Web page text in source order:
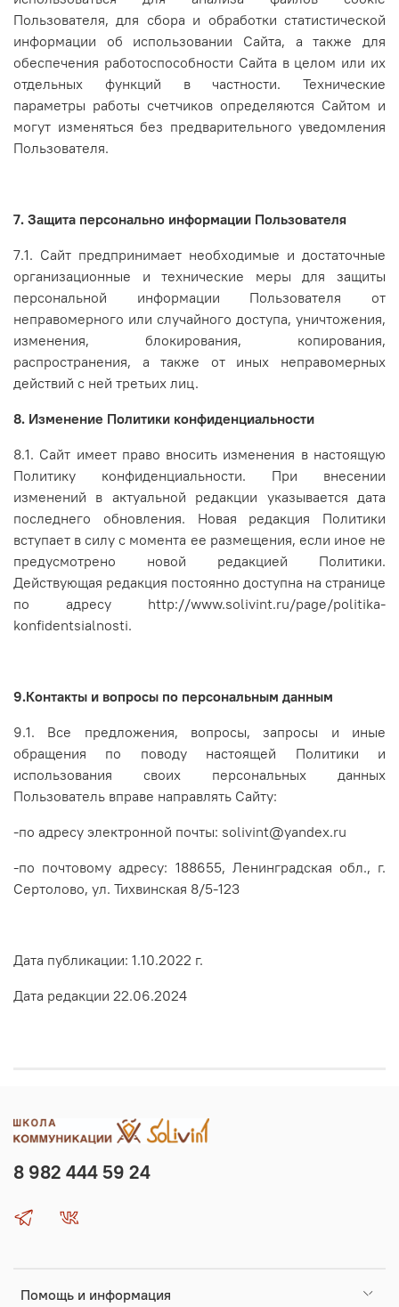
Пользователя, для сбора и обработки статистической
информации об использовании Сайта, а также для
обеспечения работоспособности Сайта в целом или их
отдельных функций в частности. Технические
параметры работы счетчиков определяются Сайтом и
могут изменяться без предварительного уведомления
Пользователя.
7. Защита персонально информации Пользователя
7.1. Сайт предпринимает необходимые и достаточные
организационные и технические меры для защиты
персональной информации Пользователя от
неправомерного или случайного доступа, уничтожения,
изменения, блокирования, копирования,
распространения, а также от иных неправомерных
действий с ней третьих лиц.
8. Изменение Политики конфиденциальности
8.1. Сайт имеет право вносить изменения в настоящую
Политику конфиденциальности. При внесении
изменений в актуальной редакции указывается дата
последнего обновления. Новая редакция Политики
вступает в силу с момента ее размещения, если иное не
предусмотрено новой редакцией Политики.
Действующая редакция постоянно доступна на странице
по адресу http://www.solivint.ru/page/politika-
konfidentsialnosti.
9.Контакты и вопросы по персональным данным
9.1. Все предложения, вопросы, запросы и иные
обращения по поводу настоящей Политики и
использования своих персональных данных
Пользователь вправе направлять Сайту:
-по адресу электронной почты: solivint@yandex.ru
-по почтовому адресу: 188655, Ленинградская обл., г.
Сертолово, ул. Тихвинская 8/5-123
Дата публикации: 1.10.2022 г.
Дата редакции 22.06.2024
Помощь и информация
8 982 444 59 24